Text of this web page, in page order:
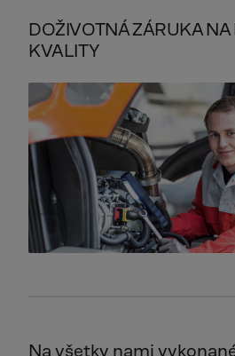
DOŽIVOTNÁ ZÁRUKA NA
KVALITY
Na všetky nami